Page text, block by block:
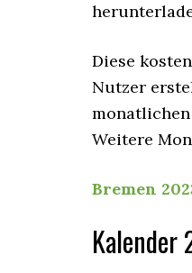
Diese
Nutzer
Weitere
Bremen
Kalender